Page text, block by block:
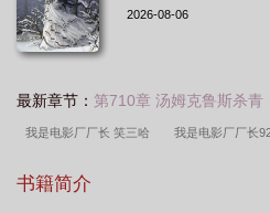
2026-08-06
最新章节： 第710章 汤姆克鲁斯杀青
我是电影厂厂长 笑三哈 我是电影厂厂长
好 我是电影厂厂长笑三哈
书籍简介